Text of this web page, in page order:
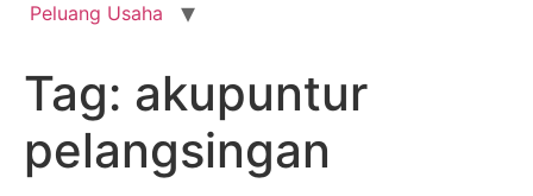
Peluang Usaha
Tag: akupuntur
pelangsingan